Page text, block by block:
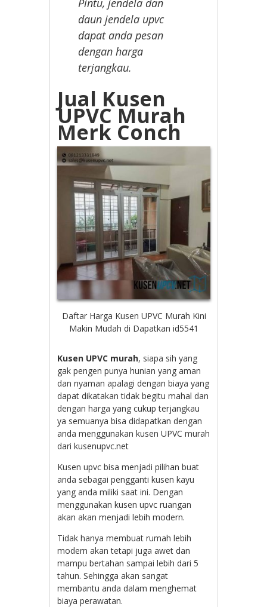
Pintu, jendela dan
daun jendela upvc
dapat anda pesan
dengan harga
terjangkau.
Jual Kusen
UPVC Murah
Merk Conch
Daftar Harga Kusen UPVC Murah Kini
Makin Mudah di Dapatkan id5541
Kusen UPVC murah, siapa sih yang
gak pengen punya hunian yang aman
dan nyaman apalagi dengan biaya yang
dapat dikatakan tidak begitu mahal dan
dengan harga yang cukup terjangkau
ya semuanya bisa didapatkan dengan
anda menggunakan kusen UPVC murah
dari kusenupvc.net
Kusen upvc bisa menjadi pilihan buat
anda sebagai pengganti kusen kayu
yang anda miliki saat ini. Dengan
menggunakan kusen upvc ruangan
akan akan menjadi lebih modern.
Tidak hanya membuat rumah lebih
modern akan tetapi juga awet dan
mampu bertahan sampai lebih dari 5
tahun. Sehingga akan sangat
membantu anda dalam menghemat
biaya perawatan.